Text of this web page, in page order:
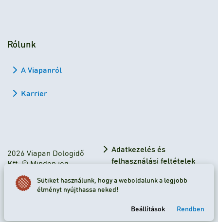
Rólunk
A Viapanról
Karrier
2026 Viapan Dologidő
Kft. © Minden jog
fenntartva.
Adatkezelés és
felhasználási feltételek
Adatkezelési tájékoztató
Sütiket használunk, hogy a weboldalunk a legjobb
élményt nyújthassa neked!
Beállítások Rendben